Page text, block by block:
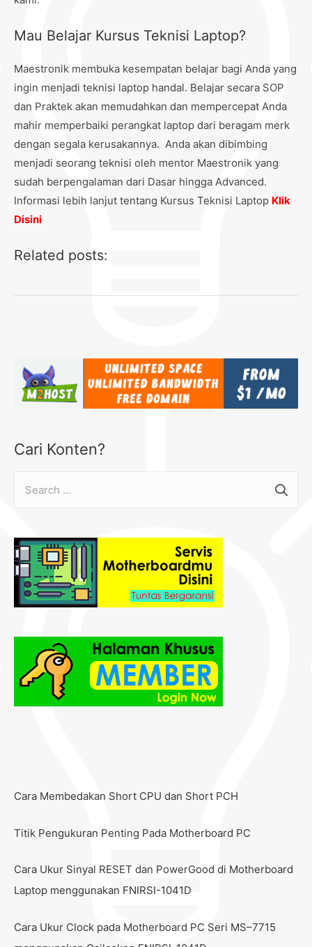
Mau Belajar Kursus Teknisi Laptop?
Maestronik membuka kesempatan belajar bagi Anda yang
ingin menjadi teknisi laptop handal. Belajar secara SOP
dan Praktek akan memudahkan dan mempercepat Anda
mahir memperbaiki perangkat laptop dari beragam merk
dengan segala kerusakannya. Anda akan dibimbing
menjadi seorang teknisi oleh mentor Maestronik yang
sudah berpengalaman dari Dasar hingga Advanced.
Informasi lebih lanjut tentang Kursus Teknisi Laptop Klik
Disini
Related posts:
Cari Konten?
Cara Membedakan Short CPU dan Short PCH
Titik Pengukuran Penting Pada Motherboard PC
Cara Ukur Sinyal RESET dan PowerGood di Motherboard
Laptop menggunakan FNIRSI-1041D
Cara Ukur Clock pada Motherboard PC Seri MS–7715